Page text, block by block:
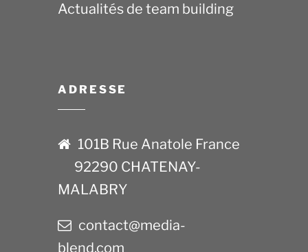
Actualités de team building
ADRESSE
101B Rue Anatole France
92290 CHATENAY-
MALABRY
contact@media-
blend.com